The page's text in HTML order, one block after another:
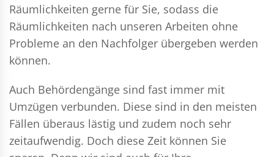
Räumlichkeiten gerne für Sie, sodass die
Räumlichkeiten nach unseren Arbeiten ohne
Probleme an den Nachfolger übergeben werden
können.
Auch Behördengänge sind fast immer mit
Umzügen verbunden. Diese sind in den meisten
Fällen überaus lästig und zudem noch sehr
zeitaufwendig. Doch diese Zeit können Sie